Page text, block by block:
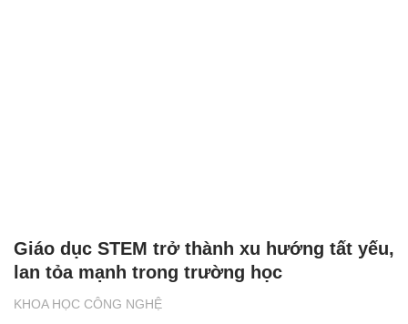
KHOA HỌC CÔNG NGHỆ
Giáo dục STEM trở thành xu hướng tất yếu,
lan tỏa mạnh trong trường học